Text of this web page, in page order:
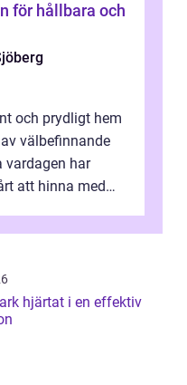
och prydligt hem
välbefinnande
vardagen har
att hinna med